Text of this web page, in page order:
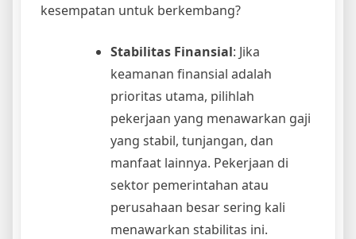
kesempatan untuk berkembang?
Stabilitas Finansial: Jika
keamanan finansial adalah
prioritas utama, pilihlah
pekerjaan yang menawarkan gaji
yang stabil, tunjangan, dan
manfaat lainnya. Pekerjaan di
sektor pemerintahan atau
perusahaan besar sering kali
menawarkan stabilitas ini.